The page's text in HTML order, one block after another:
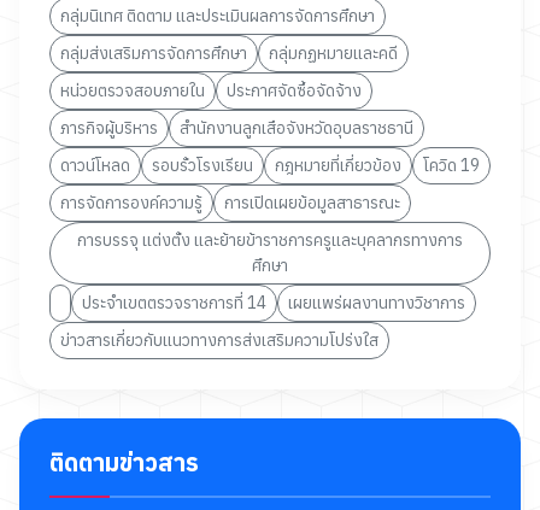
กลุ่มนิเทศ ติดตาม และประเมินผลการจัดการศึกษา
กลุ่มส่งเสริมการจัดการศึกษา
กลุ่มกฏหมายและคดี
หน่วยตรวจสอบภายใน
ประกาศจัดซื้อจัดจ้าง
ภารกิจผู้บริหาร
สำนักงานลูกเสือจังหวัดอุบลราชธานี
ดาวน์โหลด
รอบรั้วโรงเรียน กฎหมายที่เกี่ยวข้อง
โควิด 19
การจัดการองค์ความรู้
การเปิดเผยข้อมูลสาธารณะ
การบรรจุ แต่งตั้ง และย้ายข้าราชการครูและบุคลากรทางการ
ศึกษา
ประจำเขตตรวจราชการที่ 14
เผยแพร่ผลงานทางวิชาการ
ข่าวสารเกี่ยวกับแนวทางการส่งเสริมความโปร่งใส
ติดตามข่าวสาร